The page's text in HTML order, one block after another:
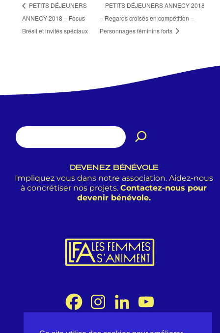
PETITS DÉJEUNERS
ANNECY 2018 – Focus
Brésil et invités spéciaux
PETITS DÉJEUNERS ANNECY 2018
– Regards croisés en compétition –
Personnages féminins forts
DEVENEZ BÉNÉVOLE
Impliquez vous dans notre association. Aidez-nous
à concrétiser nos projets. Contactez-nous pour
devenir bénévole.